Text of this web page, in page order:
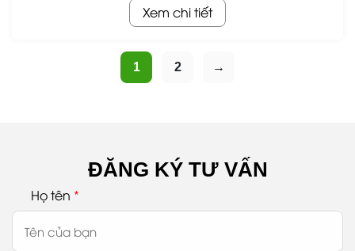
Xem chi tiết
1 2 →
ĐĂNG KÝ TƯ VẤN
Họ tên *